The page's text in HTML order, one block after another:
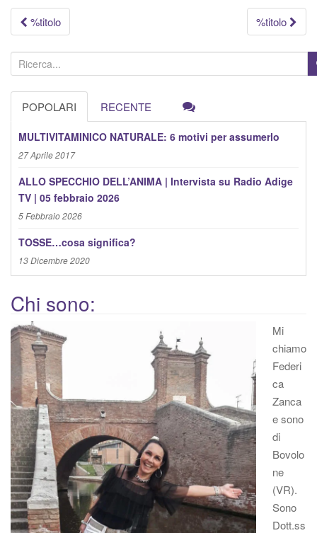
Navigazione
articolo
%titolo %titolo
e
r
POPOLARI RECENTE
MULTIVITAMINICO NATURALE: 6 motivi per assumerlo
27 Aprile 2017
ALLO SPECCHIO DELL’ANIMA | Intervista su Radio Adige
TV | 05 febbraio 2026
5 Febbraio 2026
TOSSE…cosa significa?
13 Dicembre 2020
Chi sono:
Mi
chiamo
Federi
ca
Zanca
e sono
di
Bovolo
ne
(VR).
Sono
Dott.ss